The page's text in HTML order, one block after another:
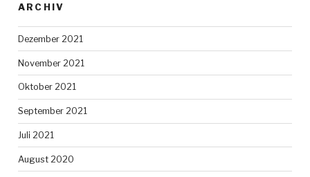
ARCHIV
Dezember 2021
November 2021
Oktober 2021
September 2021
Juli 2021
August 2020